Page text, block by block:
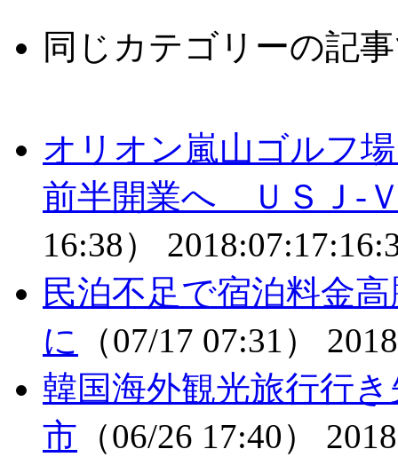
同じカテゴリーの記
オリオン嵐山ゴルフ
前半開業へ ＵＳＪ-
16:38）
民泊不足で宿泊料金
に （07/17 07:31）
韓国海外観光旅行行
市 （06/26 17:40）